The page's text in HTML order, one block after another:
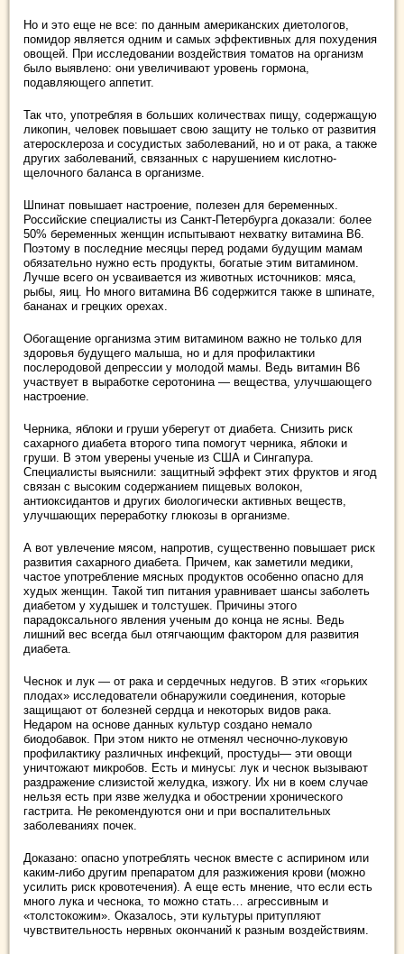
Но и это еще не все: по данным американских диетологов,
помидор является одним и самых эффективных для похудения
овощей. При исследовании воздействия томатов на организм
было выявлено: они увеличивают уровень гормона,
подавляющего аппетит.
Так что, употребляя в больших количествах пищу, содержащую
ликопин, человек повышает свою защиту не только от развития
атеросклероза и сосудистых заболеваний, но и от рака, а также
других заболеваний, связанных с нарушением кислотно-
щелочного баланса в организме.
Шпинат повышает настроение, полезен для беременных.
Российские специалисты из Санкт-Петербурга доказали: более
50% беременных женщин испытывают нехватку витамина В6.
Поэтому в последние месяцы перед родами будущим мамам
обязательно нужно есть продукты, богатые этим витамином.
Лучше всего он усваивается из животных источников: мяса,
рыбы, яиц. Но много витамина В6 содержится также в шпинате,
бананах и грецких орехах.
Обогащение организма этим витамином важно не только для
здоровья будущего малыша, но и для профилактики
послеродовой депрессии у молодой мамы. Ведь витамин В6
участвует в выработке серотонина — вещества, улучшающего
настроение.
Черника, яблоки и груши уберегут от диабета. Снизить риск
сахарного диабета второго типа помогут черника, яблоки и
груши. В этом уверены ученые из США и Сингапура.
Специалисты выяснили: защитный эффект этих фруктов и ягод
связан с высоким содержанием пищевых волокон,
антиоксидантов и других биологически активных веществ,
улучшающих переработку глюкозы в организме.
А вот увлечение мясом, напротив, существенно повышает риск
развития сахарного диабета. Причем, как заметили медики,
частое употребление мясных продуктов особенно опасно для
худых женщин. Такой тип питания уравнивает шансы заболеть
диабетом у худышек и толстушек. Причины этого
парадоксального явления ученым до конца не ясны. Ведь
лишний вес всегда был отягчающим фактором для развития
диабета.
Чеснок и лук — от рака и сердечных недугов. В этих «горьких
плодах» исследователи обнаружили соединения, которые
защищают от болезней сердца и некоторых видов рака.
Недаром на основе данных культур создано немало
биодобавок. При этом никто не отменял чесночно-луковую
профилактику различных инфекций, простуды— эти овощи
уничтожают микробов. Есть и минусы: лук и чеснок вызывают
раздражение слизистой желудка, изжогу. Их ни в коем случае
нельзя есть при язве желудка и обострении хронического
гастрита. Не рекомендуются они и при воспалительных
заболеваниях почек.
Доказано: опасно употреблять чеснок вместе с аспирином или
каким-либо другим препаратом для разжижения крови (можно
усилить риск кровотечения). А еще есть мнение, что если есть
много лука и чеснока, то можно стать… агрессивным и
«толстокожим». Оказалось, эти культуры притупляют
чувствительность нервных окончаний к разным воздействиям.